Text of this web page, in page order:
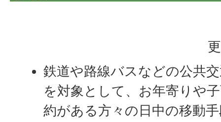
鉄道や路線バスなどの公共
を対象として、お年寄りや
約がある方々の日中の移動